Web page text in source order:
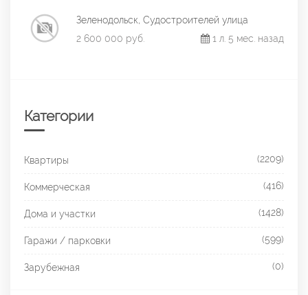
Зеленодольск, Судостроителей улица
2 600 000 руб.
1 л. 5 мес. назад
Категории
Квартиры (2209)
Коммерческая (416)
Дома и участки (1428)
Гаражи / парковки (599)
Зарубежная (0)